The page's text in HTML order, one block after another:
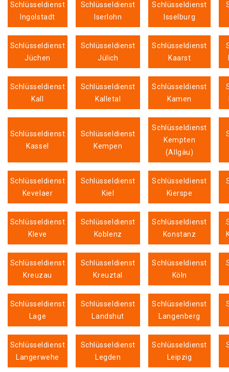
Schlüsseldienst
Ingolstadt
Schlüsseldienst
Iserlohn
Schlüsseldienst
Isselburg
Schlüsseldienst
Jüchen
Schlüsseldienst
Jülich
Schlüsseldienst
Kaarst
Schlüsseldienst
Kall
Schlüsseldienst
Kalletal
Schlüsseldienst
Kamen
Schlüsseldienst
Kassel
Schlüsseldienst
Kempen
Schlüsseldienst
Kempten
(Allgäu)
Schlüsseldienst
Kevelaer
Schlüsseldienst
Kiel
Schlüsseldienst
Kierspe
Schlüsseldienst
Kleve
Schlüsseldienst
Koblenz
Schlüsseldienst
Konstanz
Schlüsseldienst
Kreuzau
Schlüsseldienst
Kreuztal
Schlüsseldienst
Köln
Schlüsseldienst
Lage
Schlüsseldienst
Landshut
Schlüsseldienst
Langenberg
Schlüsseldienst
Langerwehe
Schlüsseldienst
Legden
Schlüsseldienst
Leipzig